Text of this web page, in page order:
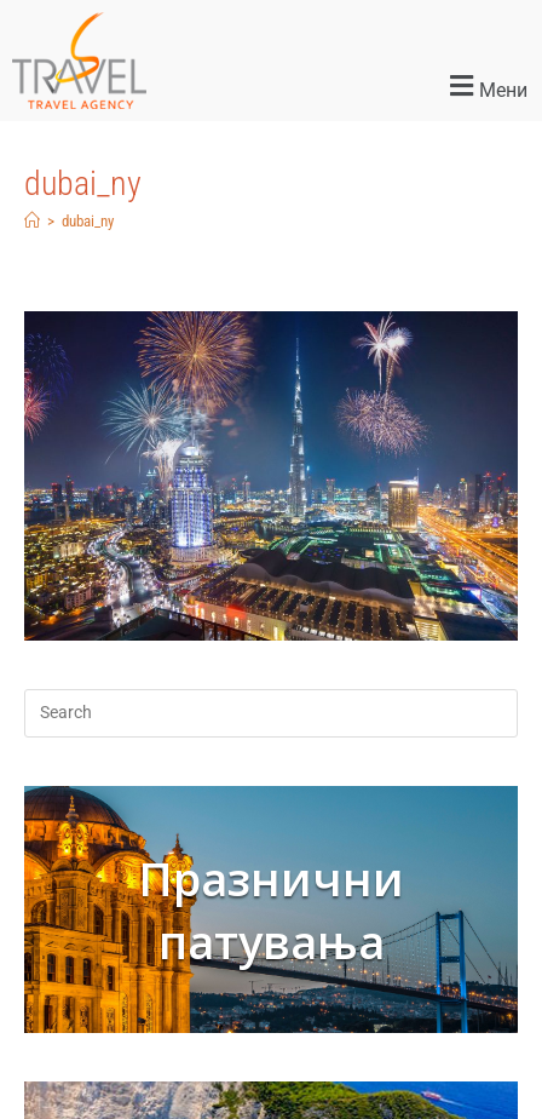
Мени
dubai_ny
> dubai_ny
Празнични
патувања